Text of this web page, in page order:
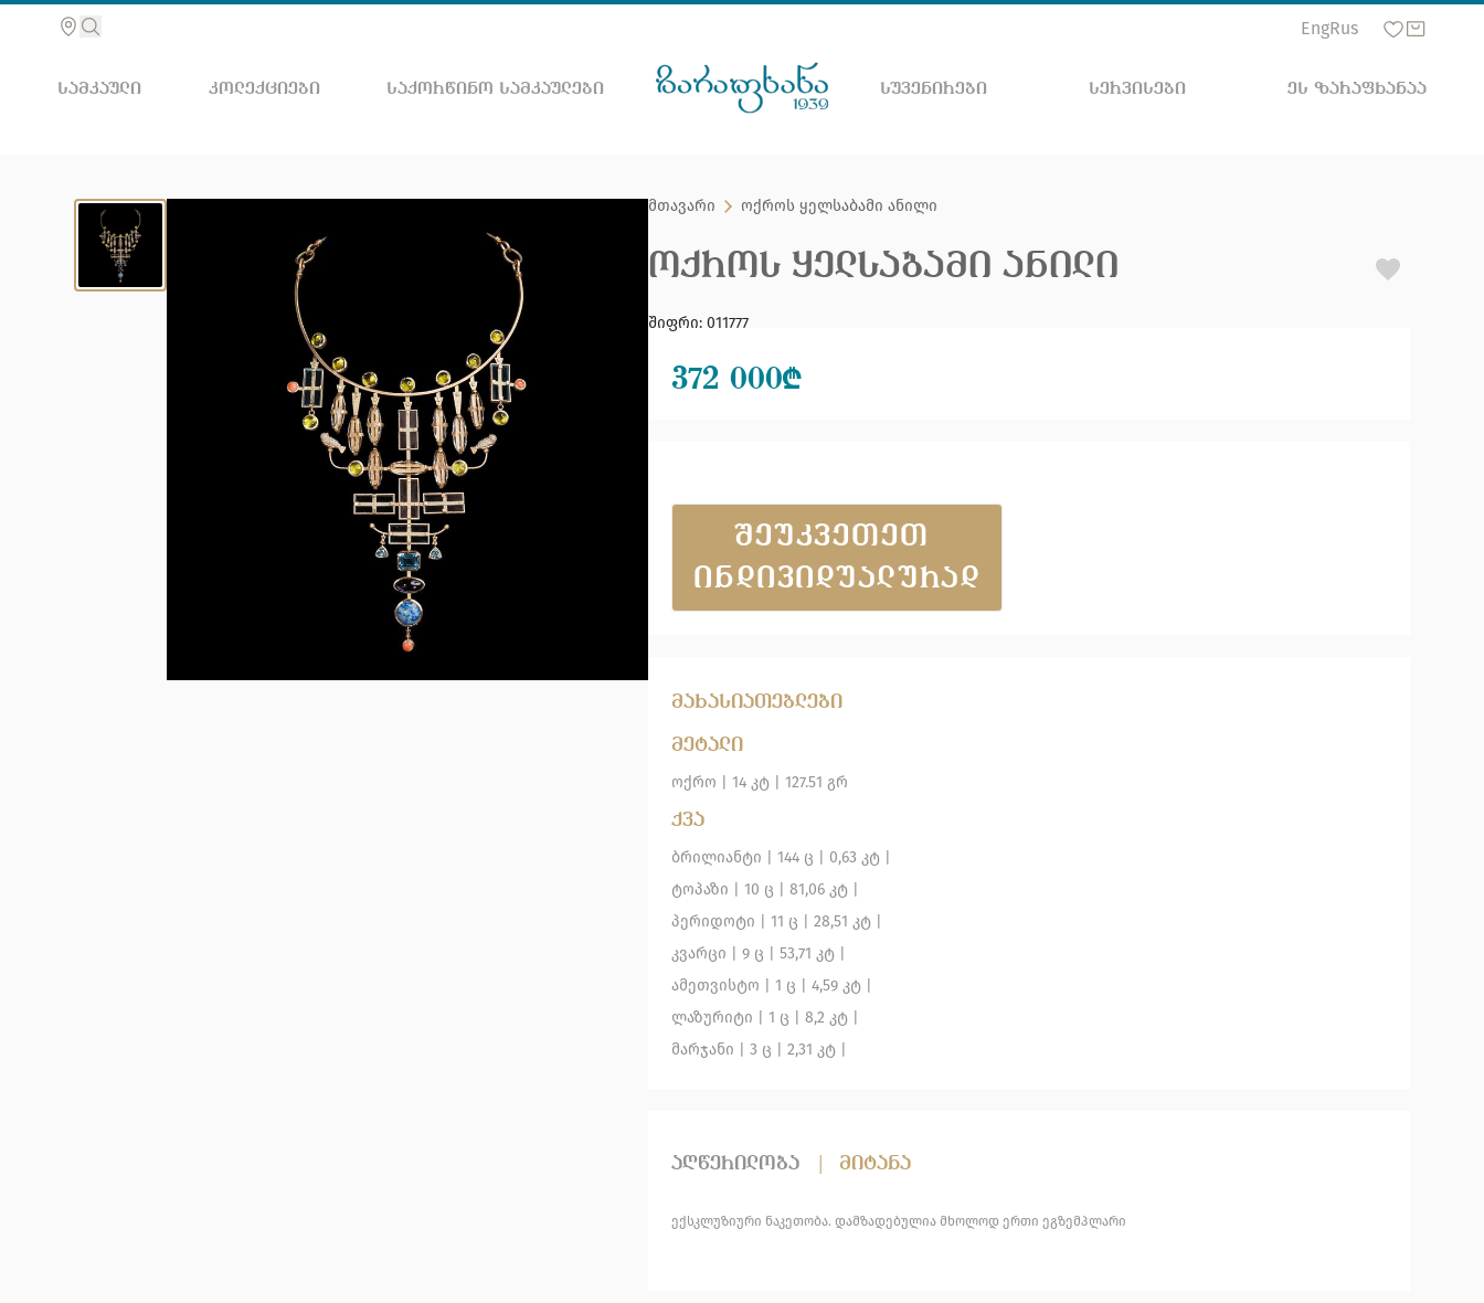
EngRus
ᲡᲐᲛᲙᲐᲣᲚᲘ ᲙᲝᲚᲔᲥᲪᲘᲔᲑᲘ ᲡᲐᲥᲝᲠᲬᲘᲜᲝ ᲡᲐᲛᲙᲐᲣᲚᲔᲑᲘ ᲡᲣᲕᲔᲜᲘᲠᲔᲑᲘ ᲡᲔᲠᲕᲘᲡᲔᲑᲘ ᲔᲡ ᲖᲐᲠᲐᲤᲮᲐᲜᲐᲐ
მთავარი ოქროს ყელსაბამი ანილი
ᲝᲥᲠᲝᲡ ᲧᲔᲚᲡᲐᲑᲐᲛᲘ ᲐᲜᲘᲚᲘ
შიფრი:011777
372 000₾
ᲨᲔᲣᲙᲕᲔᲗᲔᲗ
ᲘᲜᲓᲘᲕᲘᲓᲣᲐᲚᲣᲠᲐᲓ
მახასიათებლები
მეტალი
ოქრო 14 კტ |127.51 გრ
ქვა
ბრილიანტი | 144 ც |
0,63 კტ |
ტოპაზი | 10 ც |
81,06 კტ |
პერიდოტი | 11 ც |
28,51 კტ |
კვარცი | 9 ც |
53,71 კტ |
ამეთვისტო | 1 ც |
4,59 კტ |
ლაზურიტი | 1 ც |
8,2 კტ |
მარჯანი | 3 ც | 2,31 კტ |
აღწერილობა მიტანა
ექსკლუზიური ნაკეთობა. დამზადებულია მხოლოდ ერთი ეგზემპლარი